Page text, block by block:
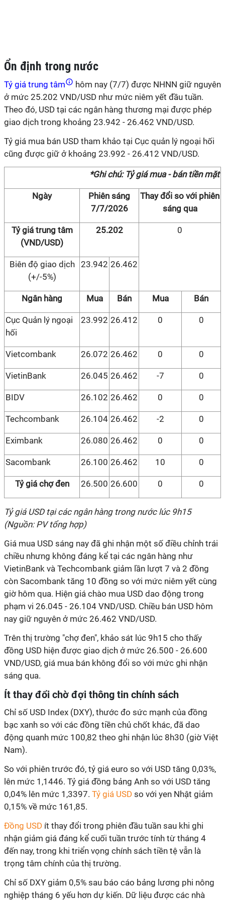
Ổn định trong nước
Tỷ giá trung tâm
hôm nay (7/7) được NHNN giữ nguyên
ở mức 25.202 VND/USD như mức niêm yết đầu tuần.
Theo đó, USD tại các ngân hàng thương mại được phép
giao dịch trong khoảng 23.942 - 26.462 VND/USD.
Tỷ giá mua bán USD tham khảo tại Cục quản lý ngoại hối
cũng được giữ ở khoảng 23.992 - 26.412 VND/USD.
*Ghi chú: Tỷ giá mua - bán tiền mặt
Ngày
Phiên sáng
7/7/2026
Thay đổi so với phiên
sáng qua
Tỷ giá trung tâm
(VND/USD)
25.202 0
Biên độ giao dịch
(+/-5%)
23.942 26.462
Ngân hàng Mua Bán Mua Bán
Cục Quản lý ngoại
hối
23.992 26.412 0 0
Vietcombank 26.072 26.462 0 0
VietinBank 26.045 26.462 -7 0
BIDV 26.102 26.462 0 0
Techcombank 26.104 26.462 -2 0
Eximbank 26.080 26.462 0 0
Sacombank 26.100 26.462 10 0
Tỷ giá chợ đen 26.500 26.600 0 0
Tỷ giá USD tại các ngân hàng trong nước lúc 9h15
(Nguồn: PV tổng hợp)
Giá mua USD sáng nay đã ghi nhận một số điều chỉnh trái
chiều nhưng không đáng kể tại các ngân hàng như
VietinBank và Techcombank giảm lần lượt 7 và 2 đồng
còn Sacombank tăng 10 đồng so với mức niêm yết cùng
giờ hôm qua. Hiện giá chào mua USD dao động trong
phạm vi 26.045 - 26.104 VND/USD. Chiều bán USD hôm
nay giữ nguyên ở mức 26.462 VND/USD.
Trên thị trường "chợ đen", khảo sát lúc 9h15 cho thấy
đồng USD hiện được giao dịch ở mức 26.500 - 26.600
VND/USD, giá mua bán không đổi so với mức ghi nhận
sáng qua.
Ít thay đổi chờ đợi thông tin chính sách
Chỉ số USD Index (DXY), thước đo sức mạnh của đồng
bạc xanh so với các đồng tiền chủ chốt khác, đã dao
động quanh mức 100,82 theo ghi nhận lúc 8h30 (giờ Việt
Nam).
So với phiên trước đó, tỷ giá euro so với USD tăng 0,03%,
lên mức 1,1446. Tỷ giá đồng bảng Anh so với USD tăng
0,04% lên mức 1,3397. Tỷ giá USD so với yen Nhật giảm
0,15% về mức 161,85.
Đồng USD ít thay đổi trong phiên đầu tuần sau khi ghi
nhận giảm giá đáng kể cuối tuần trước tính từ tháng 4
đến nay, trong khi triển vọng chính sách tiền tệ vẫn là
trọng tâm chính của thị trường.
Chỉ số DXY giảm 0,5% sau báo cáo bảng lương phi nông
nghiệp tháng 6 yếu hơn dự kiến. Dữ liệu được các nhà